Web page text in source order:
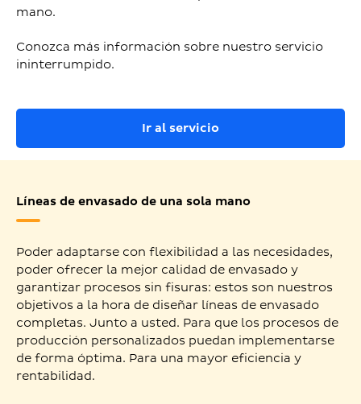
mano.
Conozca más información sobre nuestro servicio
ininterrumpido.
Ir al servicio
Líneas de envasado de una sola mano
Poder adaptarse con flexibilidad a las necesidades,
poder ofrecer la mejor calidad de envasado y
garantizar procesos sin fisuras: estos son nuestros
objetivos a la hora de diseñar líneas de envasado
completas. Junto a usted. Para que los procesos de
producción personalizados puedan implementarse
de forma óptima. Para una mayor eficiencia y
rentabilidad.